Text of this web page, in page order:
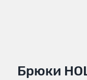
Брюки